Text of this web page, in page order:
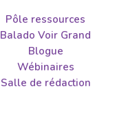
Pôle ressources
Balado Voir Grand
Blogue
Wébinaires
Salle de rédaction